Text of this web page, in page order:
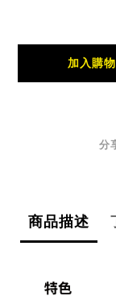
加入購
分
商品描述